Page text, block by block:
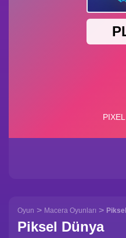
Oyun > Macera Oyunları >
Piksel Dünya